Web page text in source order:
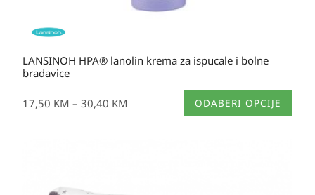
LANSINOH HPA® lanolin krema za ispucale i bolne
bradavice
17,50 KM – 30,40 KM ODABERI OPCIJE
Ovaj
proizvod